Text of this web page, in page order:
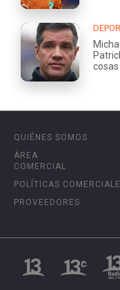
QUIÉNES SOMOS
ÁREA
COMERCIAL
POLÍTICAS
PROVEEDORES